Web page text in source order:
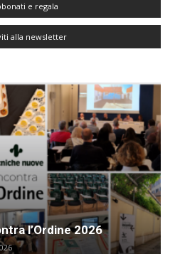
e regala
alla newsletter
l’Ordine 2026